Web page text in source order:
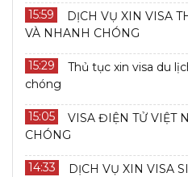
15:59
DỊCH VỤ XIN VISA
VÀ NHANH CHÓNG
15:29
Thủ tục xin visa du
chóng
15:05
VISA ĐIỆN TỬ VIỆT
CHÓNG
14:33
DỊCH VỤ XIN VISA